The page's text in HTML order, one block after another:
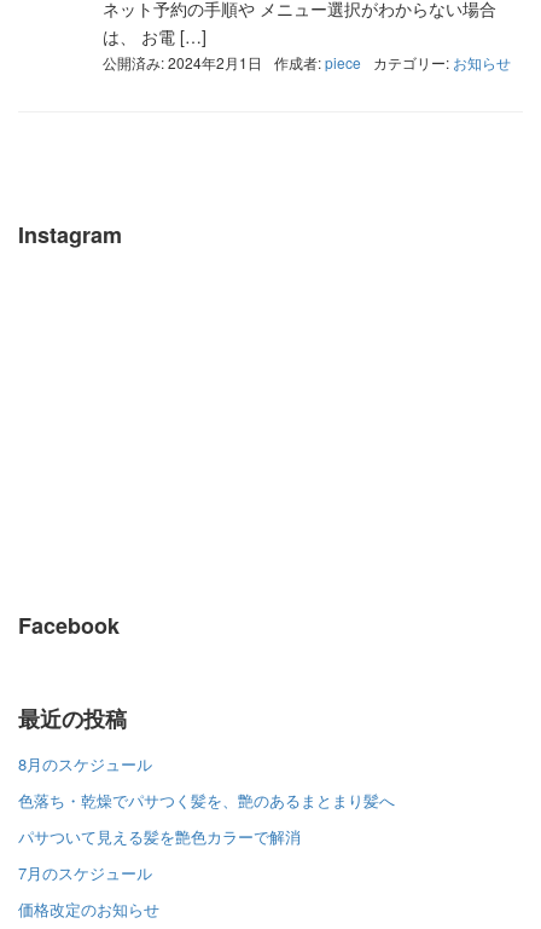
ネット予約の手順や メニュー選択がわからない場合
は、 お電 […]
公開済み: 2024年2月1日 作成者:piece カテゴリー: お知らせ
Instagram
Facebook
最近の投稿
8月のスケジュール
色落ち・乾燥でパサつく髪を、艶のあるまとまり髪へ
パサついて見える髪を艶色カラーで解消
7月のスケジュール
価格改定のお知らせ